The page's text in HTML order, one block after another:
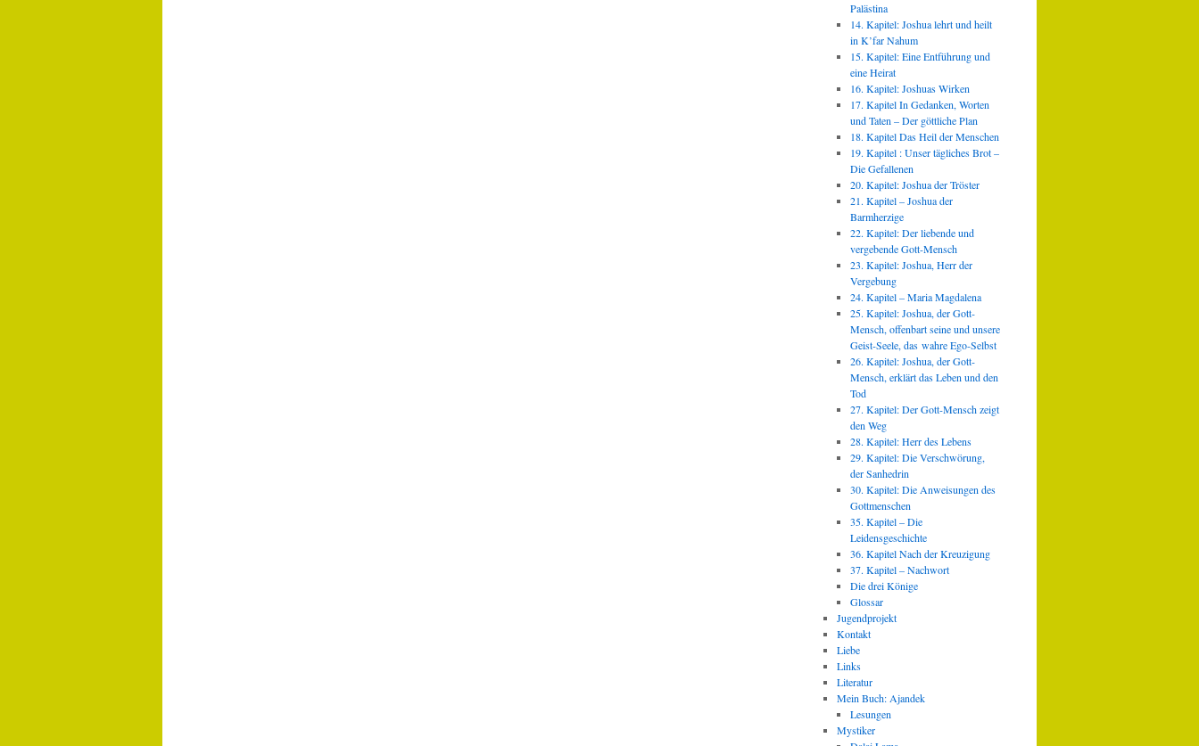
Palästina
14. Kapitel: Joshua lehrt und heilt
in K’far Nahum
15. Kapitel: Eine Entführung und
eine Heirat
16. Kapitel: Joshuas Wirken
17. Kapitel In Gedanken, Worten
und Taten – Der göttliche Plan
18. Kapitel Das Heil der Menschen
19. Kapitel : Unser tägliches Brot –
Die Gefallenen
20. Kapitel: Joshua der Tröster
21. Kapitel – Joshua der
Barmherzige
22. Kapitel: Der liebende und
vergebende Gott-Mensch
23. Kapitel: Joshua, Herr der
Vergebung
24. Kapitel – Maria Magdalena
25. Kapitel: Joshua, der Gott-
Mensch, offenbart seine und unsere
Geist-Seele, das wahre Ego-Selbst
26. Kapitel: Joshua, der Gott-
Mensch, erklärt das Leben und den
Tod
27. Kapitel: Der Gott-Mensch zeigt
den Weg
28. Kapitel: Herr des Lebens
29. Kapitel: Die Verschwörung,
der Sanhedrin
30. Kapitel: Die Anweisungen des
Gottmenschen
35. Kapitel – Die
Leidensgeschichte
36. Kapitel Nach der Kreuzigung
37. Kapitel – Nachwort
Die drei Könige
Glossar
Jugendprojekt
Kontakt
Liebe
Links
Literatur
Mein Buch: Ajandek
Lesungen
Mystiker